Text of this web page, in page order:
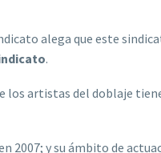
alega que este
.
artistas del doblaje
2007; y su ámbito de